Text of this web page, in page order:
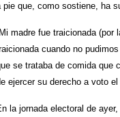
pie que, como sostiene, ha
madre fue traicionada
cuando no
se trataba de comida que
ejercer su derecho a voto
la jornada electoral de